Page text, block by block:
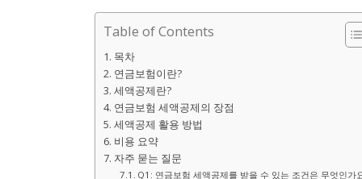
Table of Contents
목차
연금보험이란?
세액공제란?
연금보험 세액공제의 장점
세액공제 활용 방법
비용 요약
자주 묻는 질문
Q1: 연금보험 세액공제를 받을 수 있는 조건은 무엇인가